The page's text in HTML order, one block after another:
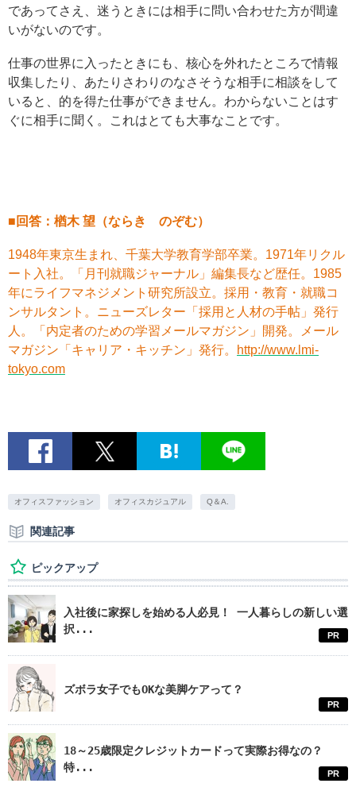
であってさえ、迷うときには相手に問い合わせた方が間違
いがないのです。
仕事の世界に入ったときにも、核心を外れたところで情報
収集したり、あたりさわりのなさそうな相手に相談をして
いると、的を得た仕事ができません。わからないことはす
ぐに相手に聞く。これはとても大事なことです。
■回答：楢木 望（ならき のぞむ）
1948年東京生まれ、千葉大学教育学部卒業。1971年リクル
ート入社。「月刊就職ジャーナル」編集長など歴任。1985
年にライフマネジメント研究所設立。採用・教育・就職コ
ンサルタント。ニューズレター「採用と人材の手帖」発行
人。「内定者のための学習メールマガジン」開発。メール
マガジン「キャリア・キッチン」発行。
http://www.lmi-
tokyo.com
オフィスファッション オフィスカジュアル Q＆A.
関連記事
ピックアップ
入社後に家探しを始める人必見！ 一人暮らしの新しい選
択...
PR
ズボラ女子でもOKな美脚ケアって？
PR
18～25歳限定クレジットカードって実際お得なの？
特...
PR